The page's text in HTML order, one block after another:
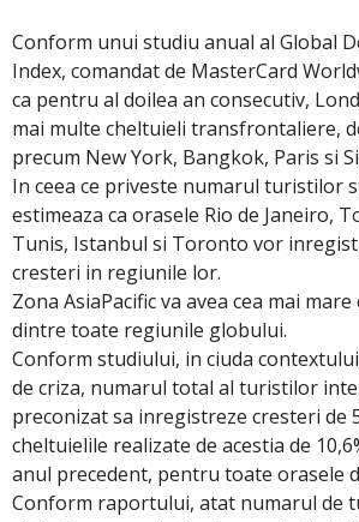
Conform unui studiu anual al Global
Index, comandat de MasterCard
ca pentru al doilea an consecutiv,
mai multe cheltuieli transfrontaliere,
precum New York, Bangkok, Paris si
In ceea ce priveste numarul turistilor
estimeaza ca orasele Rio de Janeiro,
Tunis, Istanbul si Toronto vor
cresteri in regiunile lor.
Zona AsiaPacific va avea cea mai
dintre toate regiunile globului.
Conform studiului, in ciuda
de criza, numarul total al turistilor
preconizat sa inregistreze cresteri de
cheltuielile realizate de acestia de
anul precedent, pentru toate orasele
Conform raportului, atat numarul de